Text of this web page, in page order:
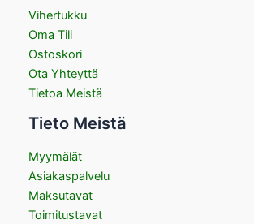
Vihertukku
Oma Tili
Ostoskori
Ota Yhteyttä
Tietoa Meistä
Tieto Meistä
Myymälät
Asiakaspalvelu
Maksutavat
Toimitustavat